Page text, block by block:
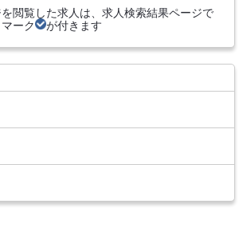
閲覧した求人は、求人検索結果ページで
ーク
が付きます